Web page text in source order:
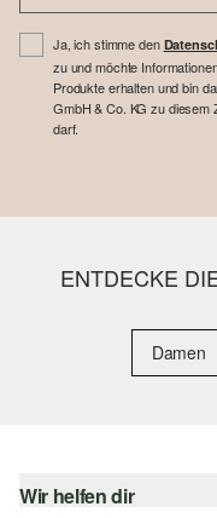
Ja, ich stimme den
zu und möchte
Produkte erhalten und bin
GmbH & Co. KG zu diesem
darf.
ENTDECKE
Damen
Wir helfen dir